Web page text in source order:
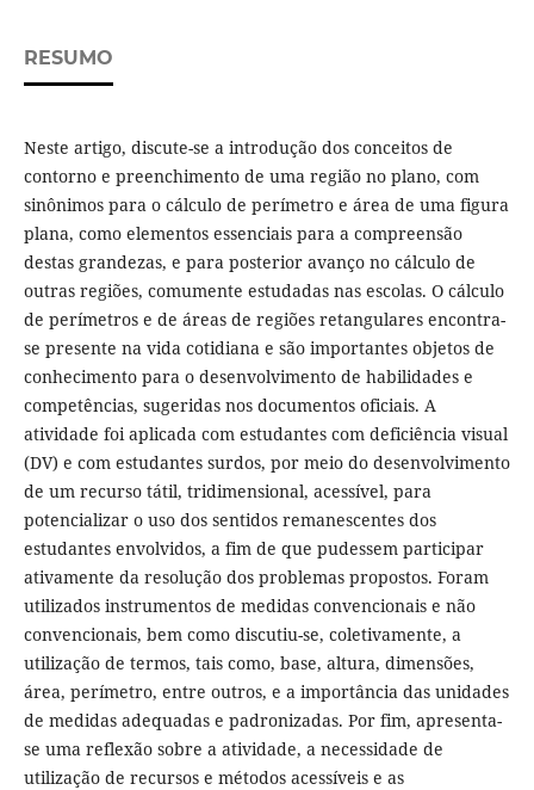
RESUMO
Neste artigo, discute-se a introdução dos conceitos de
contorno e preenchimento de uma região no plano, com
sinônimos para o cálculo de perímetro e área de uma figura
plana, como elementos essenciais para a compreensão
destas grandezas, e para posterior avanço no cálculo de
outras regiões, comumente estudadas nas escolas. O cálculo
de perímetros e de áreas de regiões retangulares encontra-
se presente na vida cotidiana e são importantes objetos de
conhecimento para o desenvolvimento de habilidades e
competências, sugeridas nos documentos oficiais. A
atividade foi aplicada com estudantes com deficiência visual
(DV) e com estudantes surdos, por meio do desenvolvimento
de um recurso tátil, tridimensional, acessível, para
potencializar o uso dos sentidos remanescentes dos
estudantes envolvidos, a fim de que pudessem participar
ativamente da resolução dos problemas propostos. Foram
utilizados instrumentos de medidas convencionais e não
convencionais, bem como discutiu-se, coletivamente, a
utilização de termos, tais como, base, altura, dimensões,
área, perímetro, entre outros, e a importância das unidades
de medidas adequadas e padronizadas. Por fim, apresenta-
se uma reflexão sobre a atividade, a necessidade de
utilização de recursos e métodos acessíveis e as